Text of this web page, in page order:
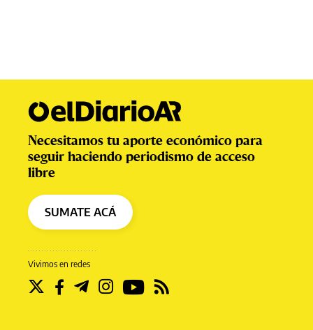
Vivimos en redes
Necesitamos tu aporte económico para
seguir haciendo periodismo de acceso
libre
SUMATE ACÁ